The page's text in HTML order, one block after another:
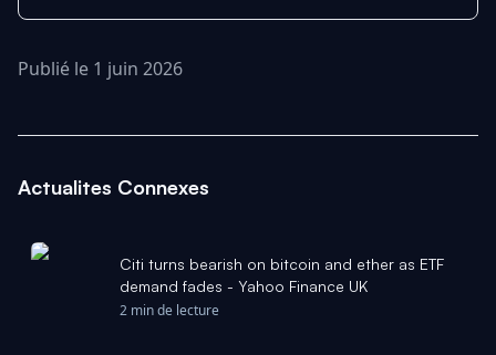
Publié le 1 juin 2026
Actualites Connexes
Citi turns bearish on bitcoin and ether as ETF
demand fades - Yahoo Finance UK
2 min de lecture